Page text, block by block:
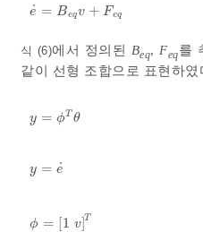
e
˙ = Beqv + Feq
e˙ =Beqv+Fe
식 (6)에서 정의된 Beq, Feq를
같이 선형 조합으로 표현하
y = ϕTθ
y= ϕTθ
y = e
˙
y= e˙
ϕ = [1 v]T
ϕ= 1 vT